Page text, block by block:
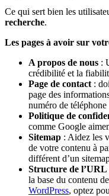
Ce qui sert bien les
recherche.
Les pages à avoir sur
A propos de nous :
crédibilité et la
Page de contact :
page des
numéro de téléphone
Politique de
comme Google
Sitemap : Aidez les
de votre contenu à
différent d’un
Structure de l’URL
la base du contenu
WordPress, optez